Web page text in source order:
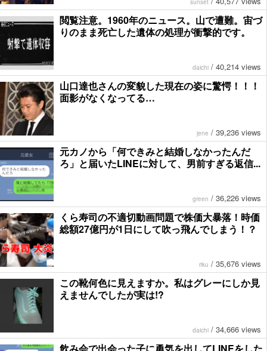
sunset
閲覧注意。1960年のニュース。山で遭難。宙づ
りのまま死亡した遺体の処理が衝撃的です。
daichi / 40,214 views
山口達也さんの変貌した現在の姿に驚愕！！！
面影がなくなってる…
jene / 39,236 views
元カノから「何できみと結婚しなかったんだ
ろ」と届いたLINEに対して、男前すぎる返信...
green / 36,226 views
くら寿司の不適切動画問題で株価大暴落！時価
総額27億円が1日にして吹っ飛んでしまう！？
riku / 35,676 views
この靴何色に見えますか。私はグレーにしか見
えませんでしたが実は!?
daichi / 34,666 views